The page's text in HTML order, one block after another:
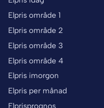
Elpris område 1
Elpris område 2
Elpris område 3
Elpris område 4
Elpris imorgon
Elpris per månad
Elprisprognos